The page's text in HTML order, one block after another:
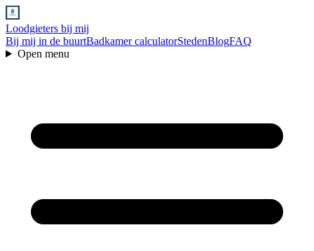
Loodgieters bij mij
Bij mij in de buurtBadkamer calculatorStedenBlogFAQ
Open menu